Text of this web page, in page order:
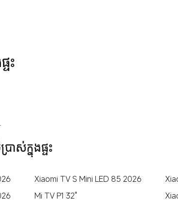
ះ
ាស់ក្នុងផ្ទះ
Xiaomi TV S Mini LED 85 2026
Mi TV P1 32"